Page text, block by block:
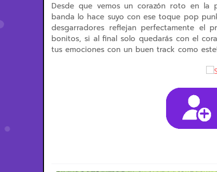
Desde que vemos un corazón roto en la
banda lo hace suyo con ese toque pop
desgarradores reflejan perfectamente el
bonitos, si al final solo quedarás con el
tus emociones con un buen track como